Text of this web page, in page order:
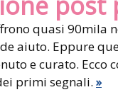
quasi 90mila
aiuto. Eppure
e curato. Ecco
primi segnali. »